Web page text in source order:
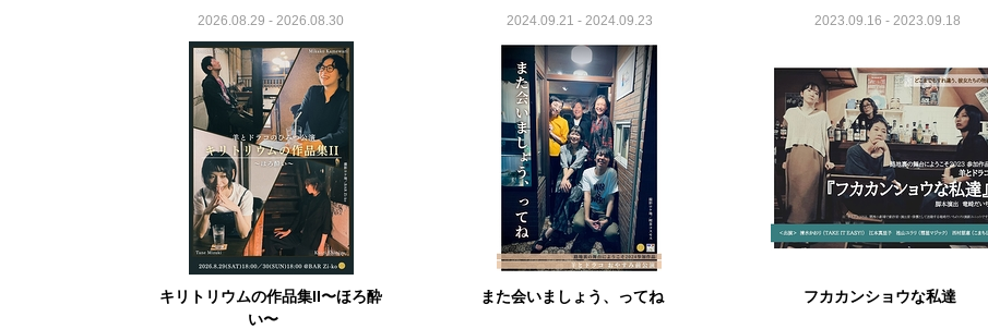
2026.08.29 - 2026.08.30
キリトリウムの作品集II〜ほろ酔
い〜
2024.09.21 - 2024.09.23
また会いましょう、ってね
2023.09.16 - 2023.09.18
フカカンショウな私達